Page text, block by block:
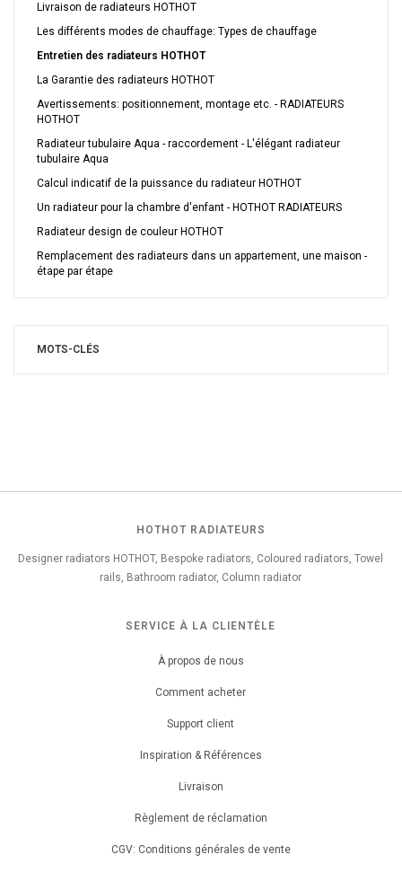
Livraison de radiateurs HOTHOT
Les différents modes de chauffage: Types de chauffage
Entretien des radiateurs HOTHOT
La Garantie des radiateurs HOTHOT
Avertissements: positionnement, montage etc. - RADIATEURS
HOTHOT
Radiateur tubulaire Aqua - raccordement - L'élégant radiateur
tubulaire Aqua
Calcul indicatif de la puissance du radiateur HOTHOT
Un radiateur pour la chambre d'enfant - HOTHOT RADIATEURS
Radiateur design de couleur HOTHOT
Remplacement des radiateurs dans un appartement, une maison -
étape par étape
MOTS-CLÉS
HOTHOT RADIATEURS
Designer radiators HOTHOT, Bespoke radiators, Coloured radiators, Towel
rails, Bathroom radiator, Column radiator
SERVICE À LA CLIENTÈLE
À propos de nous
Comment acheter
Support client
Inspiration & Références
Livraison
Règlement de réclamation
CGV: Conditions générales de vente